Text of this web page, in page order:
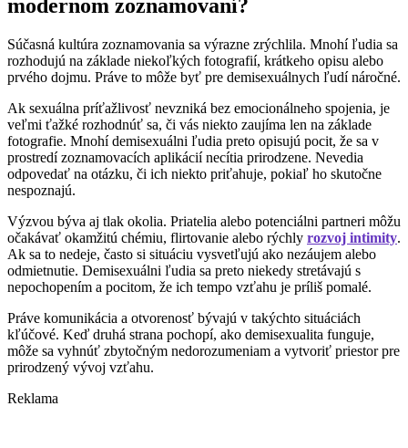
modernom zoznamovaní?
Súčasná kultúra zoznamovania sa výrazne zrýchlila. Mnohí ľudia sa
rozhodujú na základe niekoľkých fotografií, krátkeho opisu alebo
prvého dojmu. Práve to môže byť pre demisexuálnych ľudí náročné.
Ak sexuálna príťažlivosť nevzniká bez emocionálneho spojenia, je
veľmi ťažké rozhodnúť sa, či vás niekto zaujíma len na základe
fotografie. Mnohí demisexuálni ľudia preto opisujú pocit, že sa v
prostredí zoznamovacích aplikácií necítia prirodzene. Nevedia
odpovedať na otázku, či ich niekto priťahuje, pokiaľ ho skutočne
nespoznajú.
Výzvou býva aj tlak okolia. Priatelia alebo potenciálni partneri môžu
očakávať okamžitú chémiu, flirtovanie alebo rýchly rozvoj intimity.
Ak sa to nedeje, často si situáciu vysvetľujú ako nezáujem alebo
odmietnutie. Demisexuálni ľudia sa preto niekedy stretávajú s
nepochopením a pocitom, že ich tempo vzťahu je príliš pomalé.
Práve komunikácia a otvorenosť bývajú v takýchto situáciách
kľúčové. Keď druhá strana pochopí, ako demisexualita funguje,
môže sa vyhnúť zbytočným nedorozumeniam a vytvoriť priestor pre
prirodzený vývoj vzťahu.
Reklama